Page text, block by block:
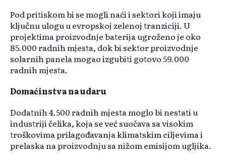
Pod pritiskom bi se mogli naći i sektori koji imaju
ključnu ulogu u evropskoj zelenoj tranziciji. U
projektima proizvodnje baterija ugroženo je oko
85.000 radnih mjesta, dok bi sektor proizvodnje
solarnih panela mogao izgubiti gotovo 59.000
radnih mjesta.
Domaćinstva na udaru
Dodatnih 4.500 radnih mjesta moglo bi nestati u
industriji čelika, koja se već suočava sa visokim
troškovima prilagođavanja klimatskim ciljevima i
prelaska na proizvodnju sa nižom emisijom ugljika.